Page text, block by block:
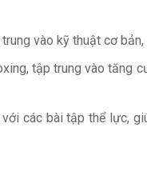
vào kỹ thuật cơ
tập trung vào tăng
các bài tập thể lực,